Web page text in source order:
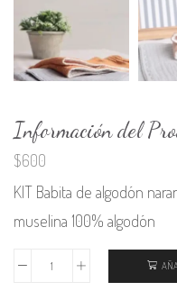
Información del
$600
KIT Babita de algodón
muselina 100% algodón